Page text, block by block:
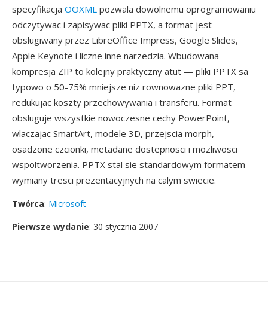
specyfikacja OOXML pozwala dowolnemu oprogramowaniu
odczytywac i zapisywac pliki PPTX, a format jest
obslugiwany przez LibreOffice Impress, Google Slides,
Apple Keynote i liczne inne narzedzia. Wbudowana
kompresja ZIP to kolejny praktyczny atut — pliki PPTX sa
typowo o 50-75% mniejsze niz rownowazne pliki PPT,
redukujac koszty przechowywania i transferu. Format
obsluguje wszystkie nowoczesne cechy PowerPoint,
wlaczajac SmartArt, modele 3D, przejscia morph,
osadzone czcionki, metadane dostepnosci i mozliwosci
wspoltworzenia. PPTX stal sie standardowym formatem
wymiany tresci prezentacyjnych na calym swiecie.
Twórca: Microsoft
Pierwsze wydanie: 30 stycznia 2007